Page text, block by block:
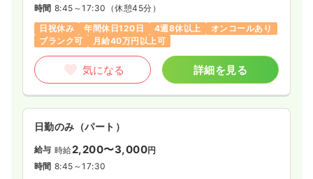
家族や地域も一緒になって穏やかに活き活きと暮らせる社会を
つくりたい。
ロングライフサポーターズ「あおい」は、「医療」「福祉」
「教育」という３つの視点で、
すべての人の健康が満たされるよう、生涯に渡って支援してい
きます。
時間 8:45～17:30 （休憩45分）
日祝休み
年間休日120日 4週8休以上
オンコールあり
ブランク可
月給40万円以上可
気になる 詳細を見る
日勤のみ（パート）
給与 時給2,200〜3,000円
時間 8:45～17:30